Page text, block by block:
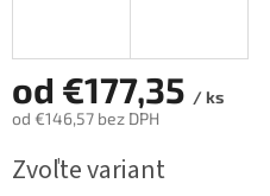
od €177,35 / ks
od €146,57 bez DPH
cena:
Zvoľte variant